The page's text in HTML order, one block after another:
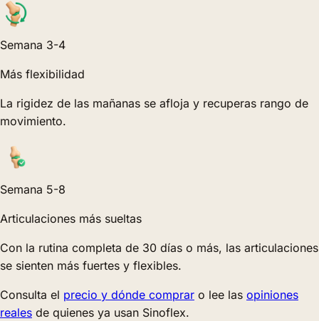
Semana 3-4
Más flexibilidad
La rigidez de las mañanas se afloja y recuperas rango de
movimiento.
Semana 5-8
Articulaciones más sueltas
Con la rutina completa de 30 días o más, las articulaciones
se sienten más fuertes y flexibles.
Consulta el precio y dónde comprar o lee las opiniones
reales de quienes ya usan Sinoflex.